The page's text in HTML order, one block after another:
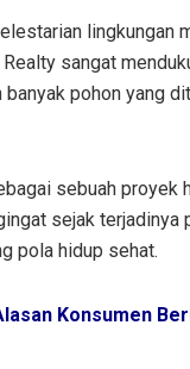
lingkungan
sangat
pohon yang
sebuah proyek
sejak terjadinya
pola hidup sehat.
Konsumen